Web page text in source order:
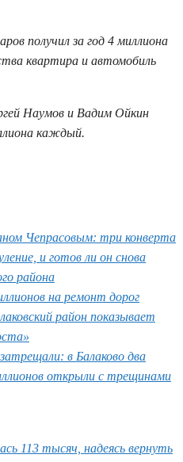
получил за год 4 миллиона
квартира и автомобиль
Наумов и Вадим Ойкин
каждый.
Чепрасовым: три конверта
и готов ли он снова
района
на ремонт дорог
район показывает
в Балаково два
открыли с трещинами
113 тысяч, надеясь вернуть